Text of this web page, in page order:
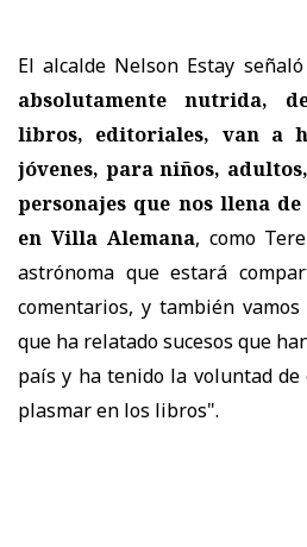
El alcalde Nelson Estay
absolutamente nutrida,
libros, editoriales, van a
jóvenes, para niños,
personajes que nos llena
en Villa Alemana, como
astrónoma que estará
comentarios, y también
que ha relatado sucesos que
país y ha tenido la voluntad
plasmar en los libros".